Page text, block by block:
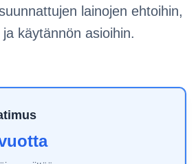
lainojen ehtoihin,
ja käytännön asioihin.